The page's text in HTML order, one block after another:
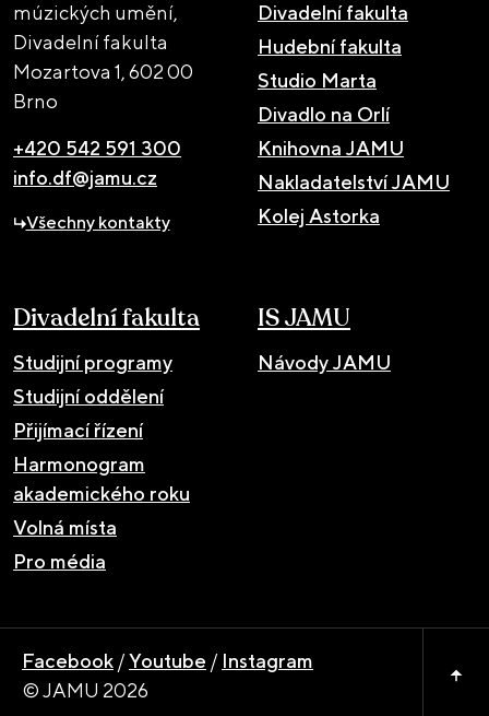
múzických umění,
Divadelní fakulta
Mozartova 1,602 00
Brno
+420 542 591 300
info.df@jamu.cz
Všechny kontakty
Divadelní fakulta
Hudební fakulta
Studio Marta
Divadlo na Orlí
Knihovna JAMU
Nakladatelství JAMU
Kolej Astorka
Divadelní fakulta
Studijní programy
Studijní oddělení
Přijímací řízení
Harmonogram
akademického roku
Volná místa
Pro média
IS JAMU
Návody JAMU
© JAMU 2026
Facebook /Youtube / Instagram